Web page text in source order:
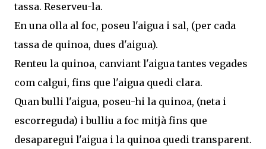
tassa. Reserveu-la.
En una olla al foc, poseu l'aigua i sal, (per cada
tassa de quinoa, dues d'aigua).
Renteu la quinoa, canviant l'aigua tantes vegades
com calgui, fins que l'aigua quedi clara.
Quan bulli l'aigua, poseu-hi la quinoa, (neta i
escorreguda) i bulliu a foc mitjà fins que
desaparegui l'aigua i la quinoa quedi transparent.